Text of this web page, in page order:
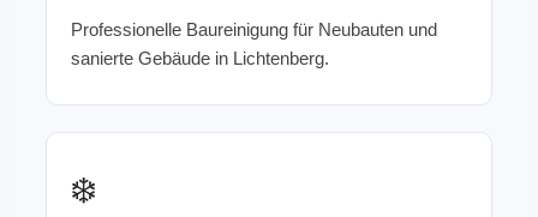
Professionelle Baureinigung für Neubauten und
sanierte Gebäude in Lichtenberg.
❄️